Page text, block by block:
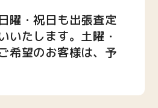
曜・祝日も出張査定
いたします。土曜・
希望のお客様は、予